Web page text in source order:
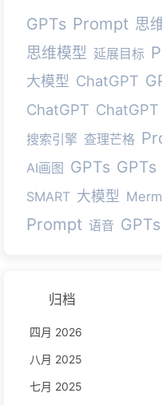
GPTs Prompt 思
思维模型 延展目标
大模型 ChatGPT
ChatGPT ChatGPT
搜索引擎 查理芒格
AI画图 GPTs GPTs
SMART 大模型
Prompt 语音 GPTs
归档
四月 2026
八月 2025
七月 2025